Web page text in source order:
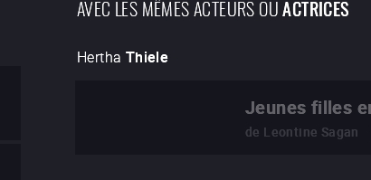
AVEC LES MÊMES ACTEURS OUACTRICES
Hertha Thiele
Jeunes filles
de Leontine Sagan